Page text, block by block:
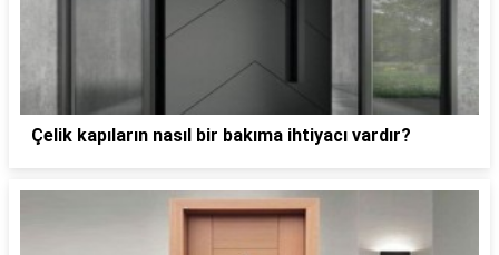
Çelik kapıların nasıl bir bakıma ihtiyacı vardır?